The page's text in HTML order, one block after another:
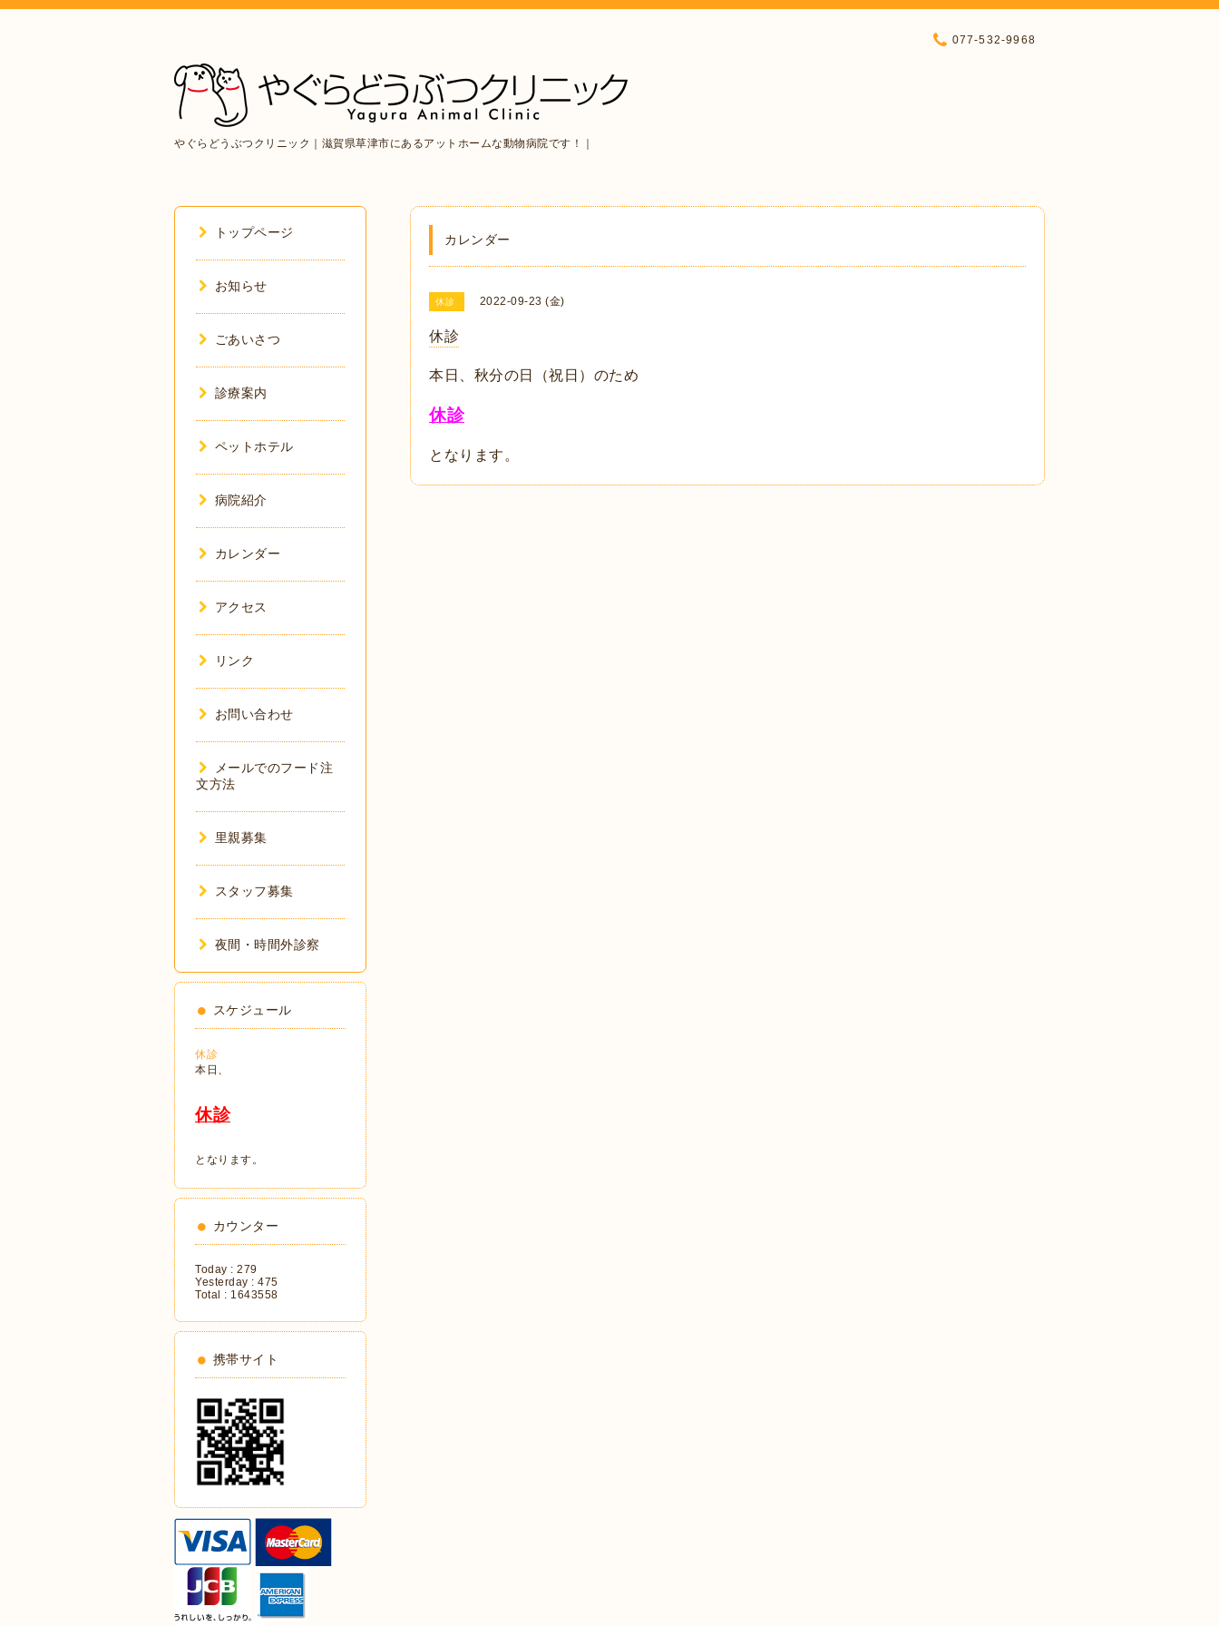
やぐらどうぶつクリニック｜滋賀県草津市にあるアットホームな動物病院です！｜
077-532-9968
カレンダー
休診 2022-09-23 (金)
休診
本日、秋分の日（祝日）のため
休診
となります。
トップページ
お知らせ
ごあいさつ
診療案内
ペットホテル
病院紹介
カレンダー
アクセス
リンク
お問い合わせ
メールでのフード注
文方法
里親募集
スタッフ募集
夜間・時間外診察
スケジュール
休診
本日、
休診
となります。
カウンター
Today : 279
Yesterday : 475
Total : 1643558
携帯サイト